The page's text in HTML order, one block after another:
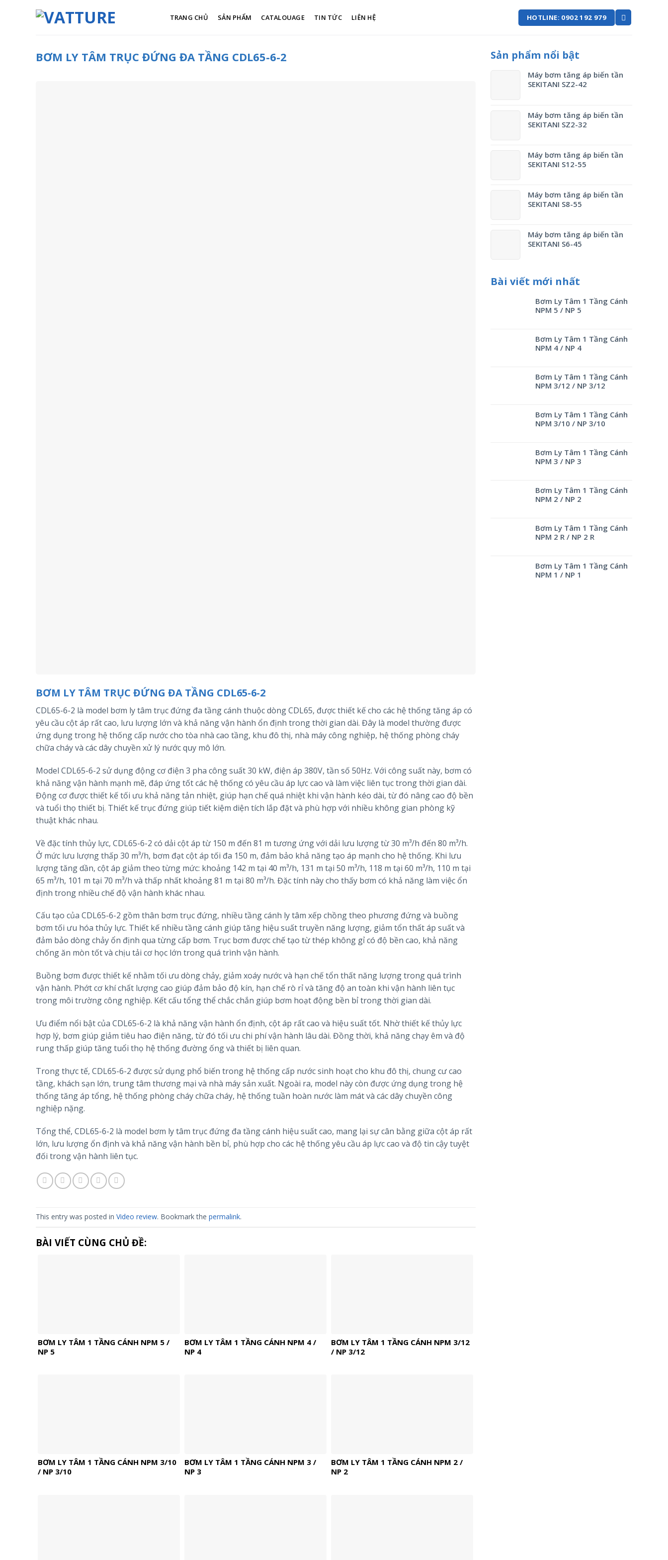
TRANG CHỦ SẢN PHẨM CATALOUAGE TIN TỨC LIÊN HỆ HOTLINE: 0902 192 979
BƠM LY TÂM TRỤC ĐỨNG ĐA TẦNG CDL65-6-2
BƠM LY TÂM TRỤC ĐỨNG ĐA TẦNG CDL65-6-2
CDL65-6-2 là model bơm ly tâm trục đứng đa tầng cánh thuộc dòng CDL65, được thiết kế cho các hệ thống tăng áp có
yêu cầu cột áp rất cao, lưu lượng lớn và khả năng vận hành ổn định trong thời gian dài. Đây là model thường được
ứng dụng trong hệ thống cấp nước cho tòa nhà cao tầng, khu đô thị, nhà máy công nghiệp, hệ thống phòng cháy
chữa cháy và các dây chuyền xử lý nước quy mô lớn.
Model CDL65-6-2 sử dụng động cơ điện 3 pha công suất 30 kW, điện áp 380V, tần số 50Hz. Với công suất này, bơm có
khả năng vận hành mạnh mẽ, đáp ứng tốt các hệ thống có yêu cầu áp lực cao và làm việc liên tục trong thời gian dài.
Động cơ được thiết kế tối ưu khả năng tản nhiệt, giúp hạn chế quá nhiệt khi vận hành kéo dài, từ đó nâng cao độ bền
và tuổi thọ thiết bị. Thiết kế trục đứng giúp tiết kiệm diện tích lắp đặt và phù hợp với nhiều không gian phòng kỹ
thuật khác nhau.
Về đặc tính thủy lực, CDL65-6-2 có dải cột áp từ 150 m đến 81 m tương ứng với dải lưu lượng từ 30 m³/h đến 80 m³/h.
Ở mức lưu lượng thấp 30 m³/h, bơm đạt cột áp tối đa 150 m, đảm bảo khả năng tạo áp mạnh cho hệ thống. Khi lưu
lượng tăng dần, cột áp giảm theo từng mức: khoảng 142 m tại 40 m³/h, 131 m tại 50 m³/h, 118 m tại 60 m³/h, 110 m tại
65 m³/h, 101 m tại 70 m³/h và thấp nhất khoảng 81 m tại 80 m³/h. Đặc tính này cho thấy bơm có khả năng làm việc ổn
định trong nhiều chế độ vận hành khác nhau.
Cấu tạo của CDL65-6-2 gồm thân bơm trục đứng, nhiều tầng cánh ly tâm xếp chồng theo phương đứng và buồng
bơm tối ưu hóa thủy lực. Thiết kế nhiều tầng cánh giúp tăng hiệu suất truyền năng lượng, giảm tổn thất áp suất và
đảm bảo dòng chảy ổn định qua từng cấp bơm. Trục bơm được chế tạo từ thép không gỉ có độ bền cao, khả năng
chống ăn mòn tốt và chịu tải cơ học lớn trong quá trình vận hành.
Buồng bơm được thiết kế nhằm tối ưu dòng chảy, giảm xoáy nước và hạn chế tổn thất năng lượng trong quá trình
vận hành. Phớt cơ khí chất lượng cao giúp đảm bảo độ kín, hạn chế rò rỉ và tăng độ an toàn khi vận hành liên tục
trong môi trường công nghiệp. Kết cấu tổng thể chắc chắn giúp bơm hoạt động bền bỉ trong thời gian dài.
Ưu điểm nổi bật của CDL65-6-2 là khả năng vận hành ổn định, cột áp rất cao và hiệu suất tốt. Nhờ thiết kế thủy lực
hợp lý, bơm giúp giảm tiêu hao điện năng, từ đó tối ưu chi phí vận hành lâu dài. Đồng thời, khả năng chạy êm và độ
rung thấp giúp tăng tuổi thọ hệ thống đường ống và thiết bị liên quan.
Trong thực tế, CDL65-6-2 được sử dụng phổ biến trong hệ thống cấp nước sinh hoạt cho khu đô thị, chung cư cao
tầng, khách sạn lớn, trung tâm thương mại và nhà máy sản xuất. Ngoài ra, model này còn được ứng dụng trong hệ
thống tăng áp tổng, hệ thống phòng cháy chữa cháy, hệ thống tuần hoàn nước làm mát và các dây chuyền công
nghiệp nặng.
Tổng thể, CDL65-6-2 là model bơm ly tâm trục đứng đa tầng cánh hiệu suất cao, mang lại sự cân bằng giữa cột áp rất
lớn, lưu lượng ổn định và khả năng vận hành bền bỉ, phù hợp cho các hệ thống yêu cầu áp lực cao và độ tin cậy tuyệt
đối trong vận hành liên tục.
This entry was posted in Video review. Bookmark the permalink.
BÀI VIẾT CÙNG CHỦ ĐỀ:
BƠM LY TÂM 1 TẦNG CÁNH NPM 5 /
NP 5
BƠM LY TÂM 1 TẦNG CÁNH NPM 4 /
NP 4
BƠM LY TÂM 1 TẦNG CÁNH NPM 3/12
/ NP 3/12
BƠM LY TÂM 1 TẦNG CÁNH NPM 3/10
/ NP 3/10
BƠM LY TÂM 1 TẦNG CÁNH NPM 3 /
NP 3
BƠM LY TÂM 1 TẦNG CÁNH NPM 2 /
NP 2
Sản phẩm nổi bật
Máy bơm tăng áp biến tần
SEKITANI SZ2-42
Máy bơm tăng áp biến tần
SEKITANI SZ2-32
Máy bơm tăng áp biến tần
SEKITANI S12-55
Máy bơm tăng áp biến tần
SEKITANI S8-55
Máy bơm tăng áp biến tần
SEKITANI S6-45
Bài viết mới nhất
Bơm Ly Tâm 1 Tầng Cánh
NPM 5 / NP 5
Bơm Ly Tâm 1 Tầng Cánh
NPM 4 / NP 4
Bơm Ly Tâm 1 Tầng Cánh
NPM 3/12 / NP 3/12
Bơm Ly Tâm 1 Tầng Cánh
NPM 3/10 / NP 3/10
Bơm Ly Tâm 1 Tầng Cánh
NPM 3 / NP 3
Bơm Ly Tâm 1 Tầng Cánh
NPM 2 / NP 2
Bơm Ly Tâm 1 Tầng Cánh
NPM 2 R / NP 2 R
Bơm Ly Tâm 1 Tầng Cánh
NPM 1 / NP 1